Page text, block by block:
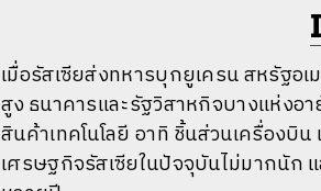
เมื่อรัสเซียส่งทหารบุกยูเครน สหรัฐอ
สูง ธนาคารและรัฐวิสาหกิจบางแห่งอ
สินค้าเทคโนโลยี อาทิ ชิ้นส่วนเครื่อง
เศรษฐกิจรัสเซียในปัจจุบันไม่มากนัก